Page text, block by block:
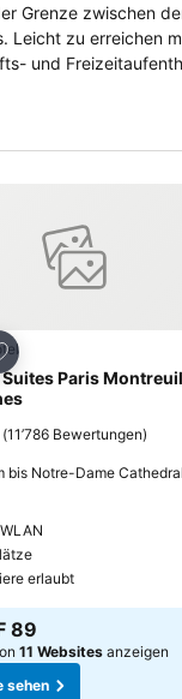
Grenze zwischen
zu erreichen
und
Favoriten
Paris Montreuil
(11’786 Bewertungen)
bis Notre-Dame Cathedral
erlaubt
89
11 Websites anzeigen
sehen